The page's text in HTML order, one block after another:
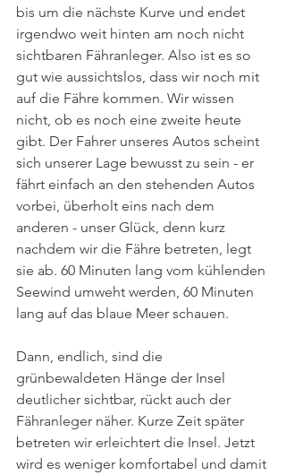
bis um die nächste Kurve und endet
irgendwo weit hinten am noch nicht
sichtbaren Fähranleger. Also ist es so
gut wie aussichtslos, dass wir noch mit
auf die Fähre kommen. Wir wissen
nicht, ob es noch eine zweite heute
gibt. Der Fahrer unseres Autos scheint
sich unserer Lage bewusst zu sein - er
fährt einfach an den stehenden Autos
vorbei, überholt eins nach dem
anderen - unser Glück, denn kurz
nachdem wir die Fähre betreten, legt
sie ab. 60 Minuten lang vom kühlenden
Seewind umweht werden, 60 Minuten
lang auf das blaue Meer schauen.
Dann, endlich, sind die
grünbewaldeten Hänge der Insel
deutlicher sichtbar, rückt auch der
Fähranleger näher. Kurze Zeit später
betreten wir erleichtert die Insel. Jetzt
wird es weniger komfortabel und damit